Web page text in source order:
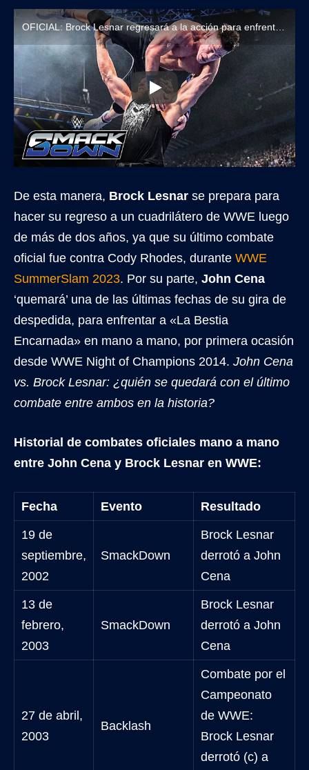
De esta manera, Brock Lesnar se prepara para
hacer su regreso a un cuadrilátero de WWE luego
de más de dos años, ya que su último combate
oficial fue contra Cody Rhodes, durante WWE
SummerSlam 2023. Por su parte, John Cena
‘quemará’ una de las últimas fechas de su gira de
despedida, para enfrentar a «La Bestia
Encarnada» en mano a mano, por primera ocasión
desde WWE Night of Champions 2014. John Cena
vs. Brock Lesnar: ¿quién se quedará con el último
combate entre ambos en la historia?
Historial de combates oficiales mano a mano
entre John Cena y Brock Lesnar en WWE:
Fecha Evento Resultado
19 de
septiembre,
2002
SmackDown
Brock Lesnar
derrotó a John
Cena
13 de
febrero,
2003
SmackDown
Brock Lesnar
derrotó a John
Cena
27 de abril,
2003
Backlash
Combate por el
Campeonato
de WWE:
Brock Lesnar
derrotó (c) a